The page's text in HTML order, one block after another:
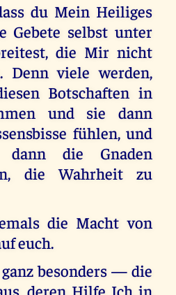
du Mein Heiliges
Gebete selbst unter
die Mir nicht
Denn viele werden,
Botschaften in
und sie dann
fühlen, und
dann die Gnaden
die Wahrheit zu
die Macht von
euch.
besonders — die
deren Hilfe Ich in